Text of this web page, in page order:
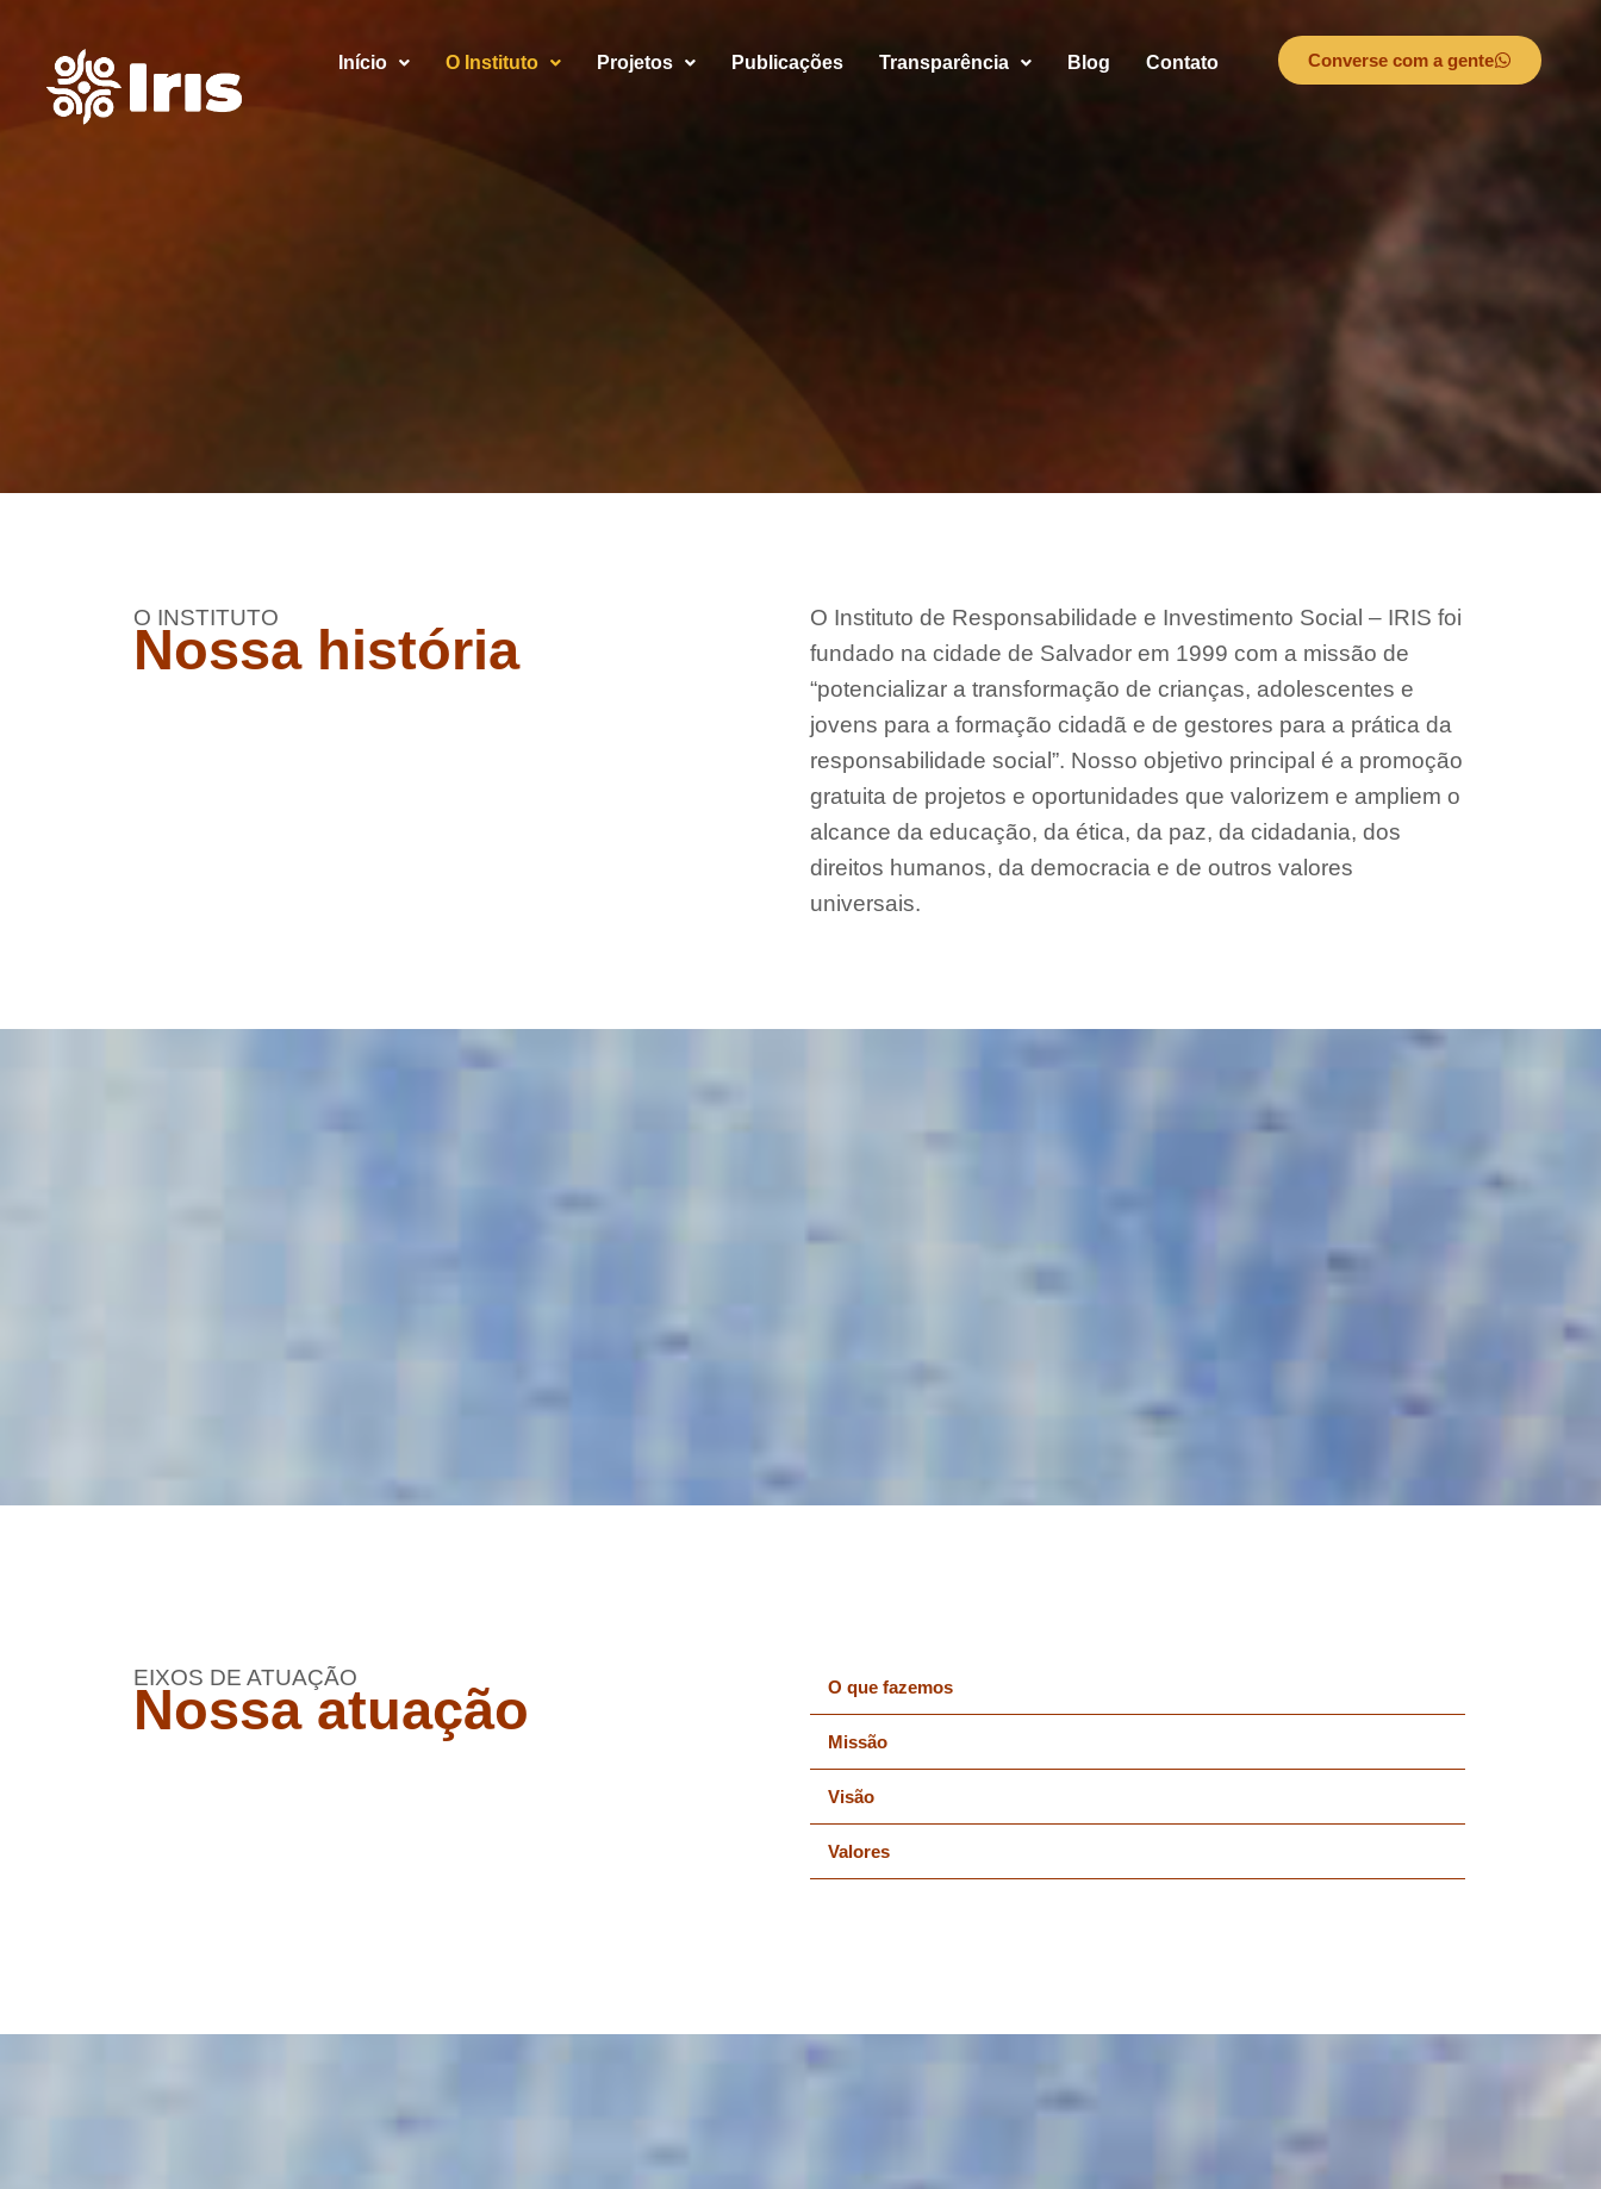
Início O Instituto Projetos Publicações Transparência Blog Contato Converse com a gente
O INSTITUTO
Nossa história
O Instituto de Responsabilidade e Investimento Social – IRIS foi
fundado na cidade de Salvador em 1999 com a missão de
“potencializar a transformação de crianças, adolescentes e
jovens para a formação cidadã e de gestores para a prática da
responsabilidade social”. Nosso objetivo principal é a promoção
gratuita de projetos e oportunidades que valorizem e ampliem o
alcance da educação, da ética, da paz, da cidadania, dos
direitos humanos, da democracia e de outros valores
universais.
EIXOS DE ATUAÇÃO
Nossa atuação O que fazemos
Missão
Visão
Valores